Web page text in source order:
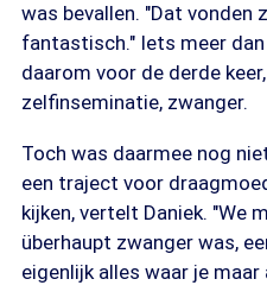
was bevallen. "Dat vonden
fantastisch." Iets meer
daarom voor de derde
zelfinseminatie, zwanger.
Toch was daarmee nog
een traject voor
kijken, vertelt Daniek. "We
überhaupt zwanger was,
eigenlijk alles waar je